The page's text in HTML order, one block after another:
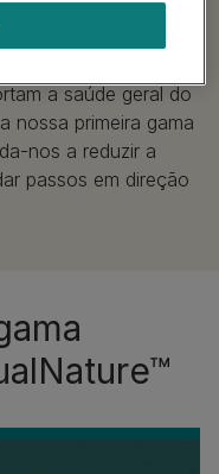
DualNature™,
a saúde geral do
nossa primeira gama
nos a reduzir a
passos em direção